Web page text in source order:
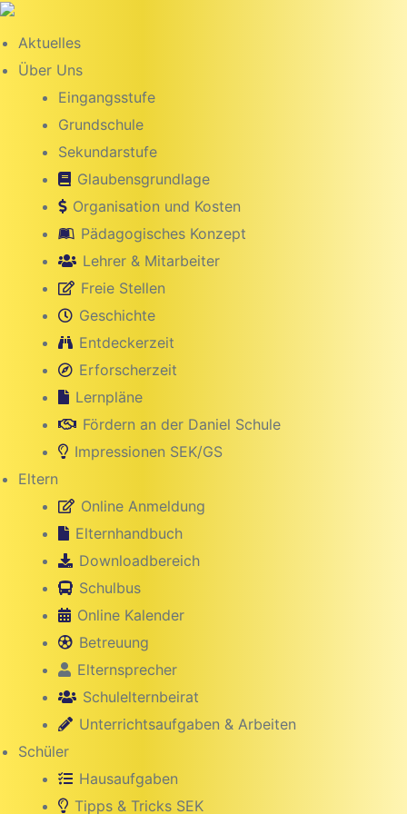
Aktuelles
Über Uns
Eingangsstufe
Grundschule
Sekundarstufe
Glaubensgrundlage
Organisation und Kosten
Pädagogisches Konzept
Lehrer & Mitarbeiter
Freie Stellen
Geschichte
Entdeckerzeit
Erforscherzeit
Lernpläne
Fördern an der Daniel Schule
Impressionen SEK/GS
Eltern
Online Anmeldung
Elternhandbuch
Downloadbereich
Schulbus
Online Kalender
Betreuung
Elternsprecher
Schulelternbeirat
Unterrichtsaufgaben & Arbeiten
Schüler
Hausaufgaben
Tipps & Tricks SEK